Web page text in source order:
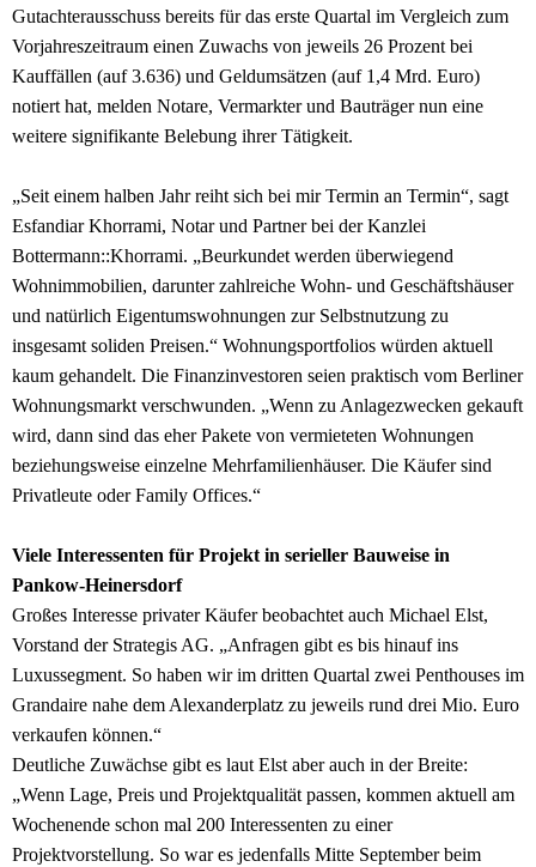
Gutachterausschuss bereits für das erste Quartal im Vergleich zum
Vorjahreszeitraum einen Zuwachs von jeweils 26 Prozent bei
Kauffällen (auf 3.636) und Geldumsätzen (auf 1,4 Mrd. Euro)
notiert hat, melden Notare, Vermarkter und Bauträger nun eine
weitere signifikante Belebung ihrer Tätigkeit.
„Seit einem halben Jahr reiht sich bei mir Termin an Termin“, sagt
Esfandiar Khorrami, Notar und Partner bei der Kanzlei
Bottermann::Khorrami. „Beurkundet werden überwiegend
Wohnimmobilien, darunter zahlreiche Wohn- und Geschäftshäuser
und natürlich Eigentumswohnungen zur Selbstnutzung zu
insgesamt soliden Preisen.“ Wohnungsportfolios würden aktuell
kaum gehandelt. Die Finanzinvestoren seien praktisch vom Berliner
Wohnungsmarkt verschwunden. „Wenn zu Anlagezwecken gekauft
wird, dann sind das eher Pakete von vermieteten Wohnungen
beziehungsweise einzelne Mehrfamilienhäuser. Die Käufer sind
Privatleute oder Family Offices.“
Viele Interessenten für Projekt in serieller Bauweise in
Pankow-Heinersdorf
Großes Interesse privater Käufer beobachtet auch Michael Elst,
Vorstand der Strategis AG. „Anfragen gibt es bis hinauf ins
Luxussegment. So haben wir im dritten Quartal zwei Penthouses im
Grandaire nahe dem Alexanderplatz zu jeweils rund drei Mio. Euro
verkaufen können.“
Deutliche Zuwächse gibt es laut Elst aber auch in der Breite:
„Wenn Lage, Preis und Projektqualität passen, kommen aktuell am
Wochenende schon mal 200 Interessenten zu einer
Projektvorstellung. So war es jedenfalls Mitte September beim